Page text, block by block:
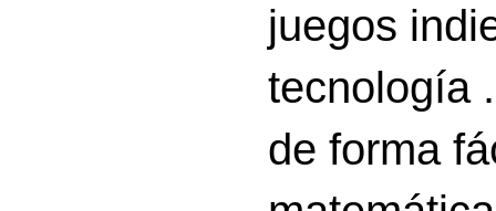
juegos
tecnología
de forma